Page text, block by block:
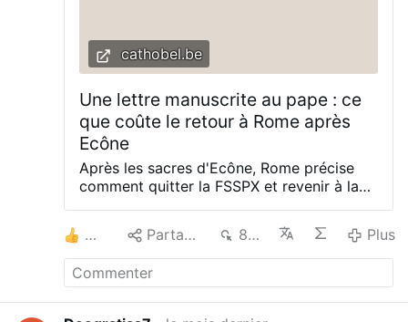
cathobel.be
Une lettre manuscrite au pape : ce
que coûte le retour à Rome après
Ecône
Après les sacres d'Ecône, Rome précise
comment quitter la FSSPX et revenir à la
procédure détaillée attend les prêtres, une
autre les fidèles laïcs. Sans nouvelle
commission, mais avec des engagements
écrits. Le dicastère pour la Doctrine de la
monde entier, par l'intermédiaire des
Partager 884 Plus